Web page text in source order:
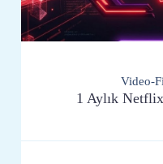
Video-
1 Aylık